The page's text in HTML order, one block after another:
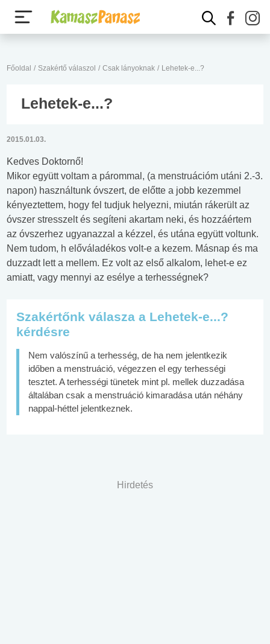
Főoldal / Szakértő válaszol / Csak lányoknak / Lehetek-e...?
Lehetek-e...?
2015.01.03.
Kedves Doktornő!
Mikor együtt voltam a párommal, (a menstruációm utáni 2.-3.
napon) használtunk óvszert, de előtte a jobb kezemmel
kényeztettem, hogy fel tudjuk helyezni, miután rákerült az
óvszer stresszelt és segíteni akartam neki, és hozzáértem
az óvszerhez ugyanazzal a kézzel, és utána együtt voltunk.
Nem tudom, h előváladékos volt-e a kezem. Másnap és ma
duzzadt lett a mellem. Ez volt az első alkalom, lehet-e ez
amiatt, vagy mennyi az esélye a terhességnek?
Szakértőnk válasza a Lehetek-e...?
kérdésre
Nem valószínű a terhesség, de ha nem jelentkezik
időben a menstruáció, végezzen el egy terhességi
tesztet. A terhességi tünetek mint pl. mellek duzzadása
általában csak a menstruáció kimaradása után néhány
nappal-héttel jelentkeznek.
Hirdetés